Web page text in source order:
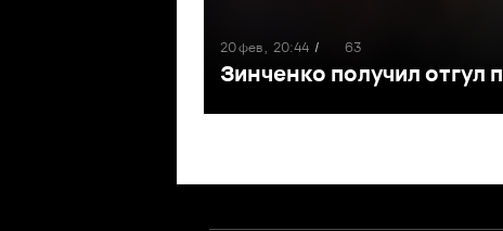
Зинченко получил отгул
20 фев , 20:44 / 63